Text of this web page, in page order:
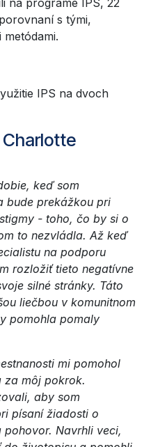
na programe IPS, 22
s tými,
IPS na dvoch
Charlotte
keď som
bude prekážkou pri
- toho, čo by si o
to nezvládla. Až keď
na podporu
rozložiť tieto negatívne
silné stránky. Táto
liečbou v komunitnom
pomohla pomaly
mi pomohol
za môj pokrok.
aby som
písaní žiadosti o
Navrhli veci,